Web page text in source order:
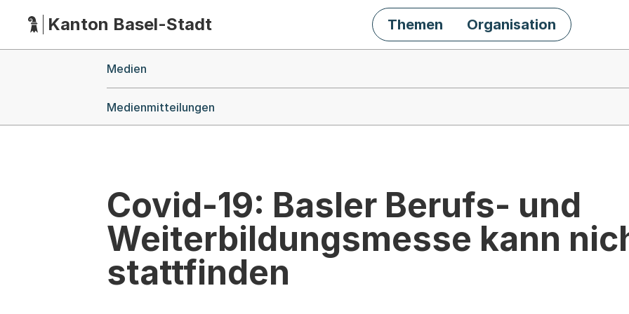
HauptnavigationKanton Basel-Stadt Themen Organisation
Medien
Medienmitteilungen
Covid-19: Basler Berufs- und
Weiterbildungsmesse kann
stattfinden